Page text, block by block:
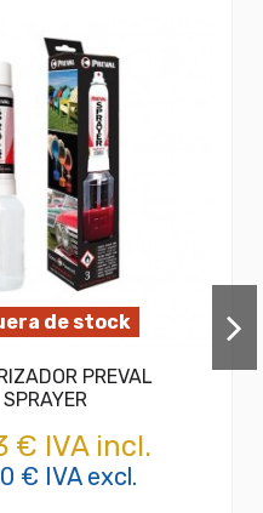
de stock
PREVAL
SPRAYER
€ IVA incl.
€ IVA excl.